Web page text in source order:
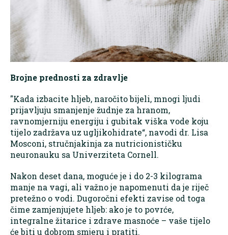
Brojne prednosti za zdravlje
"Kada izbacite hljeb, naročito bijeli, mnogi ljudi
prijavljuju smanjenje žudnje za hranom,
ravnomjerniju energiju i gubitak viška vode koju
tijelo zadržava uz ugljikohidrate“, navodi dr. Lisa
Mosconi, stručnjakinja za nutricionističku
neuronauku sa Univerziteta Cornell.
Nakon deset dana, moguće je i do 2-3 kilograma
manje na vagi, ali važno je napomenuti da je riječ
pretežno o vodi. Dugoročni efekti zavise od toga
čime zamjenjujete hljeb: ako je to povrće,
integralne žitarice i zdrave masnoće – vaše tijelo
će biti u dobrom smjeru i pratiti.